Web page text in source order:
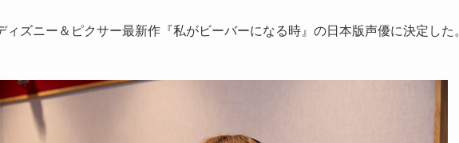
ズニー＆ピクサー最新作『私がビーバーになる時』の日本版声優に決定した。